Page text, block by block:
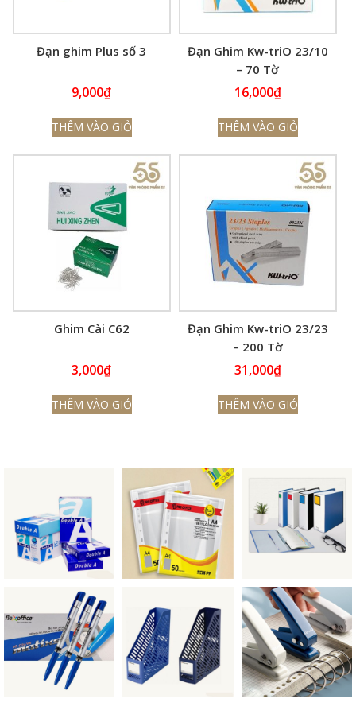
Đạn ghim Plus số 3
9,000₫
THÊM VÀO GIỎ
Đạn Ghim Kw-triO 23/10
– 70 Tờ
16,000₫
THÊM VÀO GIỎ
Ghim Cài C62
3,000₫
THÊM VÀO GIỎ
Đạn Ghim Kw-triO 23/23
– 200 Tờ
31,000₫
THÊM VÀO GIỎ